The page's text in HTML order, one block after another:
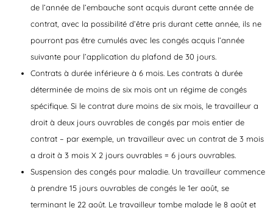
de l’année de l’embauche sont acquis durant cette année de
contrat, avec la possibilité d’être pris durant cette année, ils ne
pourront pas être cumulés avec les congés acquis l’année
suivante pour l’application du plafond de 30 jours.​
Contrats à durée inférieure à 6 mois. Les contrats à durée
déterminée de moins de six mois ont un régime de congés
spécifique. Si le contrat dure moins de six mois, le travailleur a
droit à deux jours ouvrables de congés par mois entier de
contrat – par exemple, un travailleur avec un contrat de 3 mois
a droit à 3 mois X 2 jours ouvrables = 6 jours ouvrables.​
Suspension des congés pour maladie. Un travailleur commence
à prendre 15 jours ouvrables de congés le 1er août, se
terminant le 22 août. Le travailleur tombe malade le 8 août et